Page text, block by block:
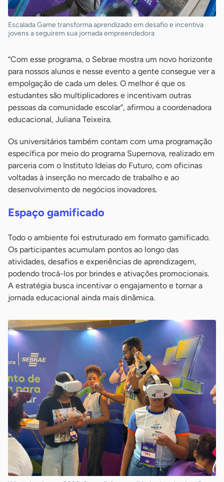
Escalada Game transforma aprendizado em desafio e incentiva
jovens a seguirem sua jornada empreendedora
“Com esse programa, o Sebrae mostra um novo horizonte
para nossos alunos e nesse evento a gente consegue ver a
empolgação de cada um deles. O melhor é que os
estudantes são multiplicadores e incentivam outras
pessoas da comunidade escolar”, afirmou a coordenadora
educacional, Juliana Teixeira.
Os universitários também contam com uma programação
específica por meio do programa Supernova, realizado em
parceria com o Instituto Ideias do Futuro, com oficinas
voltadas à inserção no mercado de trabalho e ao
desenvolvimento de negócios inovadores.
Espaço gamificado
Todo o ambiente foi estruturado em formato gamificado.
Os participantes acumulam pontos ao longo das
atividades, desafios e experiências de aprendizagem,
podendo trocá-los por brindes e ativações promocionais.
A estratégia busca incentivar o engajamento e tornar a
jornada educacional ainda mais dinâmica.